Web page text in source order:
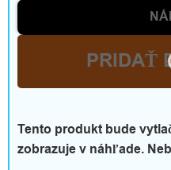
PRIDAŤ
Tento produkt bude
zobrazuje v náhľade.